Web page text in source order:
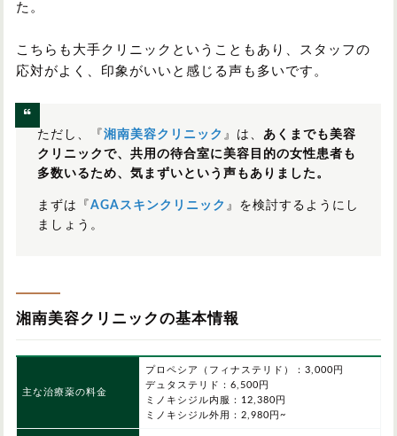
た。
こちらも大手クリニックということもあり、スタッフの
応対がよく、印象がいいと感じる声も多いです。
ただし、『 湘南美容クリニック 』は、 あくまでも美容
クリニックで、共用の待合室に美容目的の女性患者も
多数いるため、気まずいという声もありました。
まずは『 AGAスキンクリニック 』を検討するようにし
ましょう。
湘南美容クリニックの基本情報
主な治療薬の料金
プロペシア（フィナステリド）：3,000円
デュタステリド：6,500円
ミノキシジル内服：12,380円
ミノキシジル外用：2,980円~